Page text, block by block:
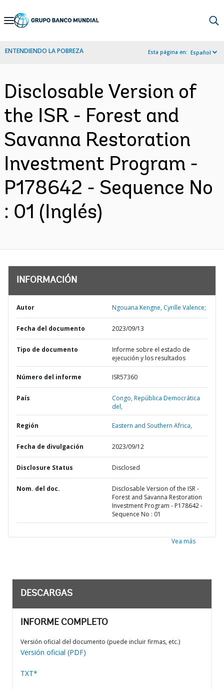
Skip
Navigation
ENTENDIENDO LA POBREZA Esta página en: Español
Disclosable Version of
the ISR - Forest and
Savanna Restoration
Investment Program -
P178642 - Sequence No
: 01 (Inglés)
INFORMACIÓN
Autor Ngouana Kengne, Cyrille Valence;
Fecha del documento 2023/09/13
Tipo de documento
Informe sobre el estado de
ejecución y los resultados
Número del informe ISR57360
País Congo,República Democrática
del,
Región Eastern and Southern Africa,
Fecha de divulgación 2023/09/12
Disclosure Status Disclosed
Nom. del doc.
Disclosable Version of the ISR -
Forest and Savanna Restoration
Investment Program - P178642 -
Sequence No : 01
Vea más
DESCARGAS
INFORME COMPLETO
Versión oficial del documento (puede incluir firmas, etc.)
Versión oficial (PDF)
TXT*